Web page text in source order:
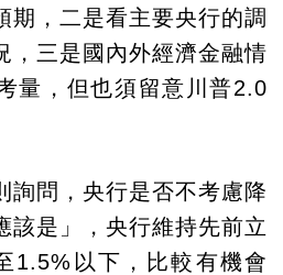
期，二是看主要央行的調
，三是國內外經濟金融情
量，但也須留意川普2.0
詢問，央行是否不考慮降
該是」，央行維持先前立
1.5%以下，比較有機會